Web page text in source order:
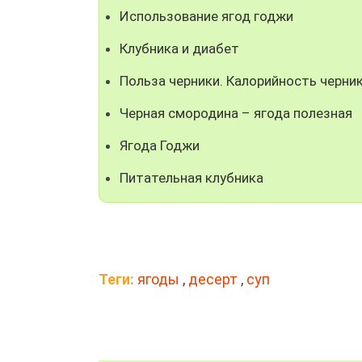
Использование ягод годжи
Клубника и диабет
Польза черники. Калорийность
Черная смородина – ягода полезная
Ягода Годжи
Питательная клубника
Теги: ягоды , десерт , суп